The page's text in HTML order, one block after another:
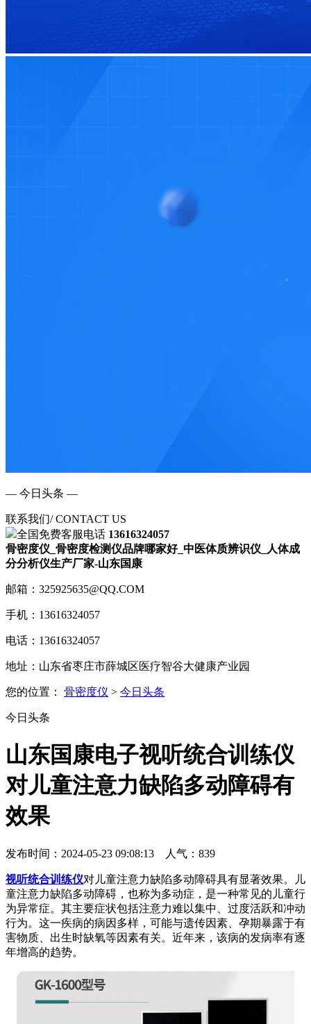
— 今日头条 —
联系我们/ CONTACT US
全国免费客服电话 13616324057
骨密度仪_骨密度检测仪品牌哪家好_中医体质辨识仪_人体成
分分析仪生产厂家-山东国康
邮箱：325925635@QQ.COM
手机：13616324057
电话：13616324057
地址：山东省枣庄市薛城区医疗智谷大健康产业园
您的位置： 骨密度仪 > 今日头条
今日头条
山东国康电子视听统合训练仪
对儿童注意力缺陷多动障碍有
效果
发布时间：2024-05-23 09:08:13 人气： 839
视听统合训练仪对儿童注意力缺陷多动障碍具有显著效果。儿
童注意力缺陷多动障碍，也称为多动症，是一种常见的儿童行
为异常症。其主要症状包括注意力难以集中、过度活跃和冲动
行为。这一疾病的病因多样，可能与遗传因素、孕期暴露于有
害物质、出生时缺氧等因素有关。近年来，该病的发病率有逐
年增高的趋势。